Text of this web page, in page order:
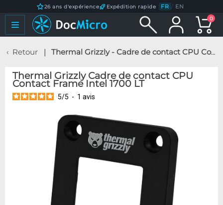
26 ans d'expérience Expédition rapide FR / EN
0
Retour Thermal Grizzly - Cadre de contact CPU Contact Frame Intel 1700 LT
Thermal Grizzly Cadre de contact CPU
Contact Frame Intel 1700 LT
5/5 - 1 avis